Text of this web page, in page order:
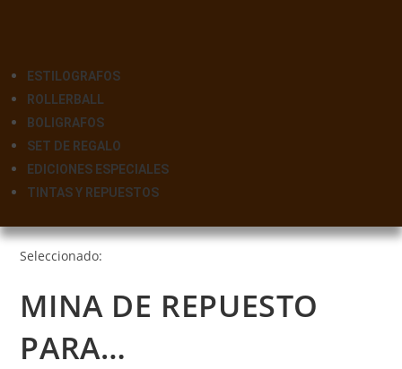
ESTILOGRAFOS
ROLLERBALL
BOLIGRAFOS
SET DE REGALO
EDICIONES ESPECIALES
TINTAS Y REPUESTOS
Seleccionado:
MINA DE REPUESTO
PARA…